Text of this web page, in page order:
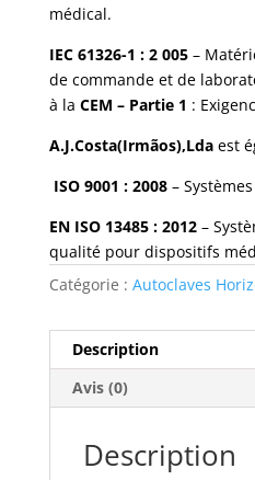
médical.
IEC 61326-1 : 2 005–
de commande et de
à la CEM – Partie 1 :
A.J.Costa(Irmãos),Ldaest
ISO 9001 : 2008 –
EN ISO 13485 : 2012–
qualité pour dispositifs
Catégorie : Autoclaves
Description
Avis (0)
Description